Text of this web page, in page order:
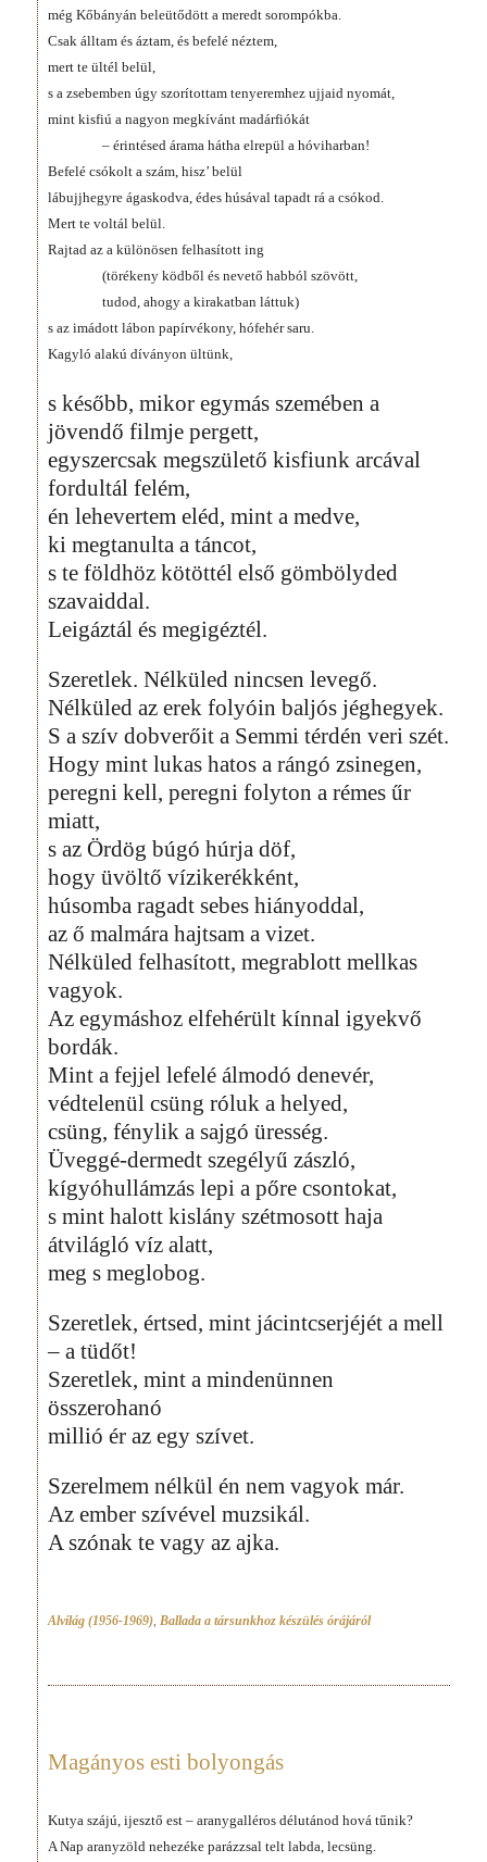
még Kőbányán beleütődött a meredt sorompókba.
Csak álltam és áztam, és befelé néztem,
mert te ültél belül,
s a zsebemben úgy szorítottam tenyeremhez ujjaid nyomát,
mint kisfiú a nagyon megkívánt madárfiókát
– érintésed árama hátha elrepül a hóviharban!
Befelé csókolt a szám, hisz’ belül
lábujjhegyre ágaskodva, édes húsával tapadt rá a csókod.
Mert te voltál belül.
Rajtad az a különösen felhasított ing
(törékeny ködből és nevető habból szövött,
tudod, ahogy a kirakatban láttuk)
s az imádott lábon papírvékony, hófehér saru.
Kagyló alakú díványon ültünk,
s később, mikor egymás szemében a
jövendő filmje pergett,
egyszercsak megszülető kisfiunk arcával
fordultál felém,
én lehevertem eléd, mint a medve,
ki megtanulta a táncot,
s te földhöz kötöttél első gömbölyded
szavaiddal.
Leigáztál és megigéztél.
Szeretlek. Nélküled nincsen levegő.
Nélküled az erek folyóin baljós jéghegyek.
S a szív dobverőit a Semmi térdén veri szét.
Hogy mint lukas hatos a rángó zsinegen,
peregni kell, peregni folyton a rémes űr
miatt,
s az Ördög búgó húrja döf,
hogy üvöltő vízikerékként,
húsomba ragadt sebes hiányoddal,
az ő malmára hajtsam a vizet.
Nélküled felhasított, megrablott mellkas
vagyok.
Az egymáshoz elfehérült kínnal igyekvő
bordák.
Mint a fejjel lefelé álmodó denevér,
védtelenül csüng róluk a helyed,
csüng, fénylik a sajgó üresség.
Üveggé-dermedt szegélyű zászló,
kígyóhullámzás lepi a pőre csontokat,
s mint halott kislány szétmosott haja
átvilágló víz alatt,
meg s meglobog.
Szeretlek, értsed, mint jácintcserjéjét a mell
– a tüdőt!
Szeretlek, mint a mindenünnen
összerohanó
millió ér az egy szívet.
Szerelmem nélkül én nem vagyok már.
Az ember szívével muzsikál.
A szónak te vagy az ajka.
Alvilág (1956-1969), Ballada a társunkhoz készülés órájáról
Magányos esti bolyongás
Kutya szájú, ijesztő est – aranygalléros délutánod hová tűnik?
A Nap aranyzöld nehezéke parázzsal telt labda, lecsüng.